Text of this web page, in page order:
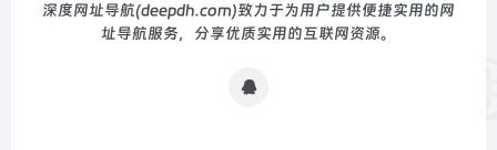
深度网址导航(deepdh.com)致力于为用户提供便捷实用的网
址导航服务，分享优质实用的互联网资源。